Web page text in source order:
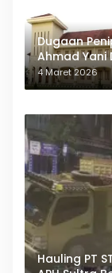
Dugaan
Ahmad Yani
Polda Sultra
4 Maret 2026
Hauling PT